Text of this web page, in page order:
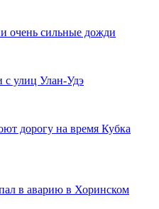
очень сильные дожди
с улиц Улан-Удэ
дорогу на время Кубка
в аварию в Хоринском